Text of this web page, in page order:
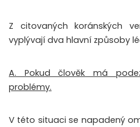
Z citovaných koránských
vyplývají dva hlavní způsoby
A. Pokud člověk má
problémy.
V této situaci se napadený